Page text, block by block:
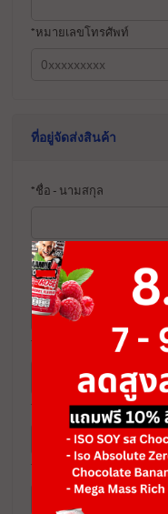
*หมายเลขโทรศัพท์
ที่อยู่จัดส่งสินค้า
*ชื่อ - นามสกุล
*ที่อยู่
*จังหวัด
*รหัสไปรษณีย์
*หมายเลขโทรศัพท์